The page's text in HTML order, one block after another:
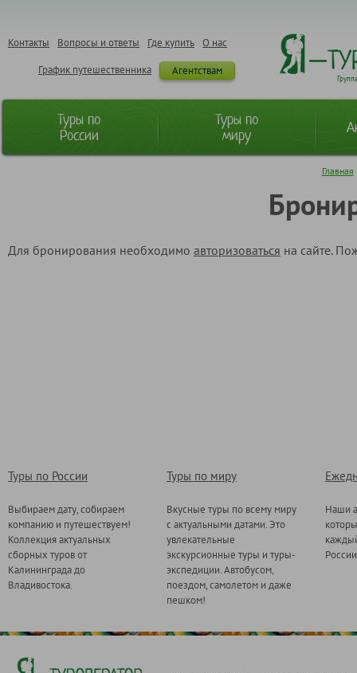
О нас
Где купить
Вопросы и ответы
Контакты
Агентствам
График путешественника
Туры по
России
Туры по
миру
Главная
Для бронирования необходимо авторизоваться на сайте.
Туры по России
Выбираем дату, собираем
компанию и путешествуем!
Коллекция актуальных
сборных туров от
Калининграда до
Владивостока.
Туры по миру
Вкусные туры по всему миру
с актуальными датами. Это
увлекательные
экскурсионные туры и туры-
экспедиции. Автобусом,
поездом, самолетом и даже
пешком!
Наши